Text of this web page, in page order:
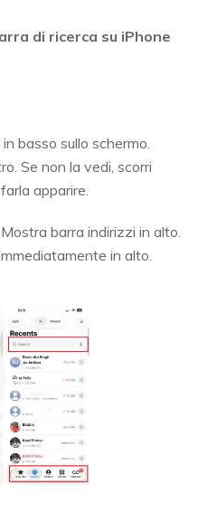
di ricerca su iPhone
basso sullo schermo.
Se non la vedi, scorri
apparire.
barra indirizzi in alto.
in alto.